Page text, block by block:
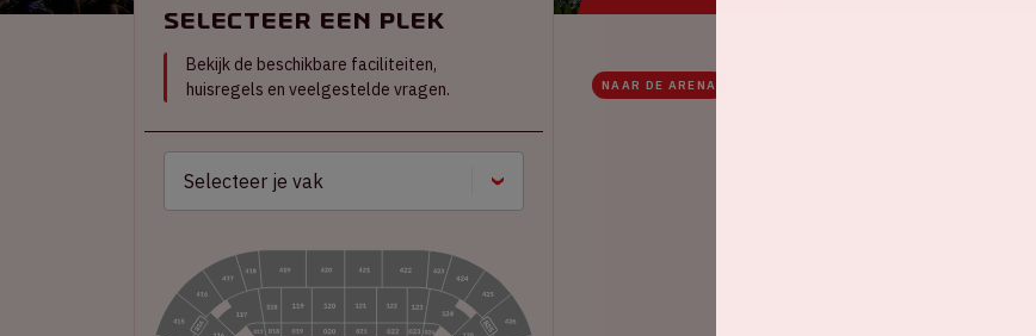
NAAR DE ARENA
Selecteer een plek
Bekijk de beschikbare faciliteiten,
huisregels en veelgestelde vragen.